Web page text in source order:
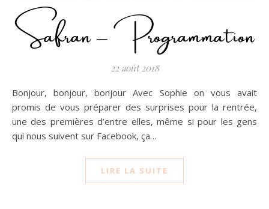
Safran – Programmation
22 août 2018
Bonjour, bonjour, bonjour Avec Sophie on vous avait
promis de vous préparer des surprises pour la rentrée,
une des premières d’entre elles, même si pour les gens
qui nous suivent sur Facebook, ça…
LIRE LA SUITE